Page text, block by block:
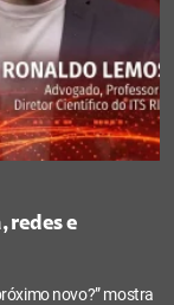
redes e
novo?” mostra